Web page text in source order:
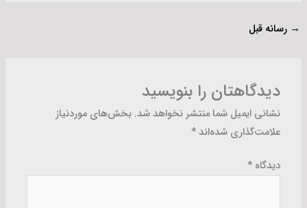
→ رسانه قبل
دیدگاهتان را بنویسید
نشانی ایمیل شما منتشر نخواهد شد. بخش‌های موردنیاز
علامت‌گذاری شده‌اند*
دیدگاه*